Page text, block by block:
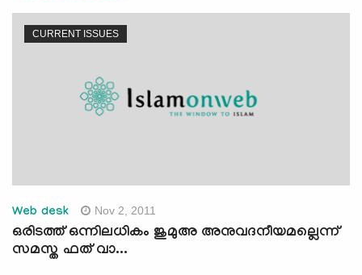
CURRENT ISSUES
Web desk Nov 2, 2011
ഒരിടത്ത് ഒന്നിലധികം ജുമുഅ അനുവദനീയമല്ലെന്ന്
സമസ്ത ഫത് വാ...